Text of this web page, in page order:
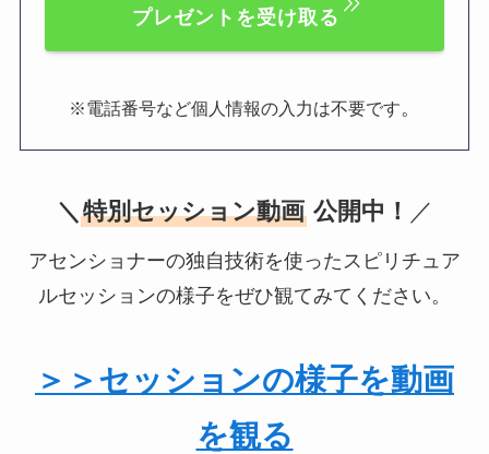
プレゼントを受け取る
※電話番号など個人情報の入力は不要です。
＼ 特別セッション動画公開中！ ／
アセンショナーの独自技術を使ったスピリチュア
ルセッションの様子をぜひ観てみてください。
＞＞セッションの様子を動画
を観る